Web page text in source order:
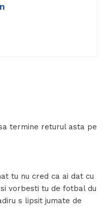
termine returul asta pe
tu nu cred ca ai dat cu
vorbesti tu de fotbal du
s lipsit jumate de